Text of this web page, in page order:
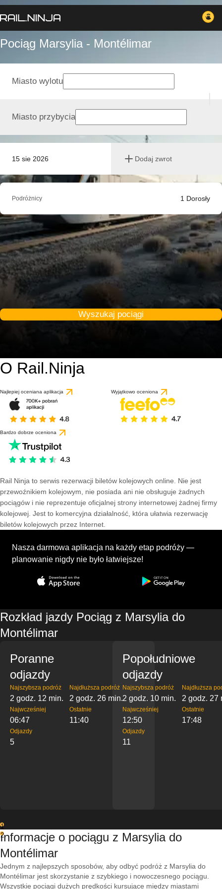
Pociąg Marsylia - Montélimar
15 sie 2026 Dodaj zwrot
Miasto wylotu
Miasto przybycia
Podróżnicy 1 Dorosły
Wyszukaj pociągi
O Rail.Ninja
Najlepiej oceniana aplikacja Wyjątkowo oceniona
Bardzo dobrze oceniona
Rail Ninja to serwis rezerwacji biletów kolejowych online. Nie jest
przewoźnikiem kolejowym, nie posiada ani nie obsługuje żadnych
pociągów i nie reprezentuje oficjalnej strony internetowej żadnej firmy
kolejowej. Jest to komercyjna działalność, która ułatwia rezerwację
biletów kolejowych przez Internet.
Nasza darmowa aplikacja na każdy etap podróży —
planowanie nigdy nie było łatwiejsze!
Rozkład jazdy Pociąg z Marsylia do
Montélimar
Poranne
odjazdy
Najszybsza podróż
2 godz. 12 min.
Najdłuższa podróż
2 godz. 26 min.
Najwcześniej
06:47
Ostatnie
11:40
Odjazdy
5
Popołudniowe
odjazdy
Najszybsza podróż
2 godz. 10 min.
Najdłuższa
2 godz. 27
Najwcześniej
12:50
Ostatnie
17:48
Odjazdy
11
1
2
Informacje o pociągu z Marsylia do
Montélimar
Jednym z najlepszych sposobów, aby odbyć podróż z Marsylia do
Montélimar jest skorzystanie z szybkiego i nowoczesnego pociągu.
Wszystkie pociągi dużych prędkości kursujące między miastami